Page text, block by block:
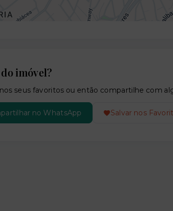
imóvel?
seus favoritos ou então compartilhe com
no WhatsApp Salvar nos